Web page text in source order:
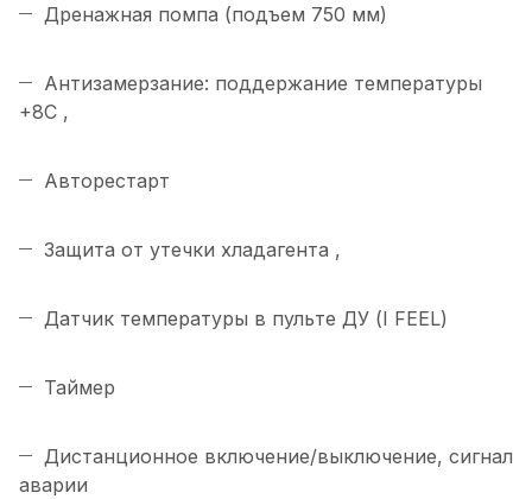
Дренажная помпа (подъем 750 мм)
Антизамерзание: поддержание температуры
+8С ,
Авторестарт
Защита от утечки хладагента ,
Датчик температуры в пульте ДУ (I FEEL)
Таймер
Дистанционное включение/выключение, сигнал
аварии